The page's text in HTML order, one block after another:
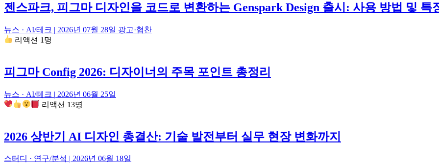
젠스파크, 피그마 디자인을 코드로 변환하는 Genspark Design 출시: 사용 방법 및 특
뉴스 · AI/테크 | 2026년 07월 28일 광고·협찬
리액션 1명
피그마 Config 2026: 디자이너의 주목 포인트 총정리
뉴스 · AI/테크 | 2026년 06월 25일
리액션 13명
2026 상반기 AI 디자인 총결산: 기술 발전부터 실무 현장 변화까지
스터디 · 연구/분석 | 2026년 06월 18일